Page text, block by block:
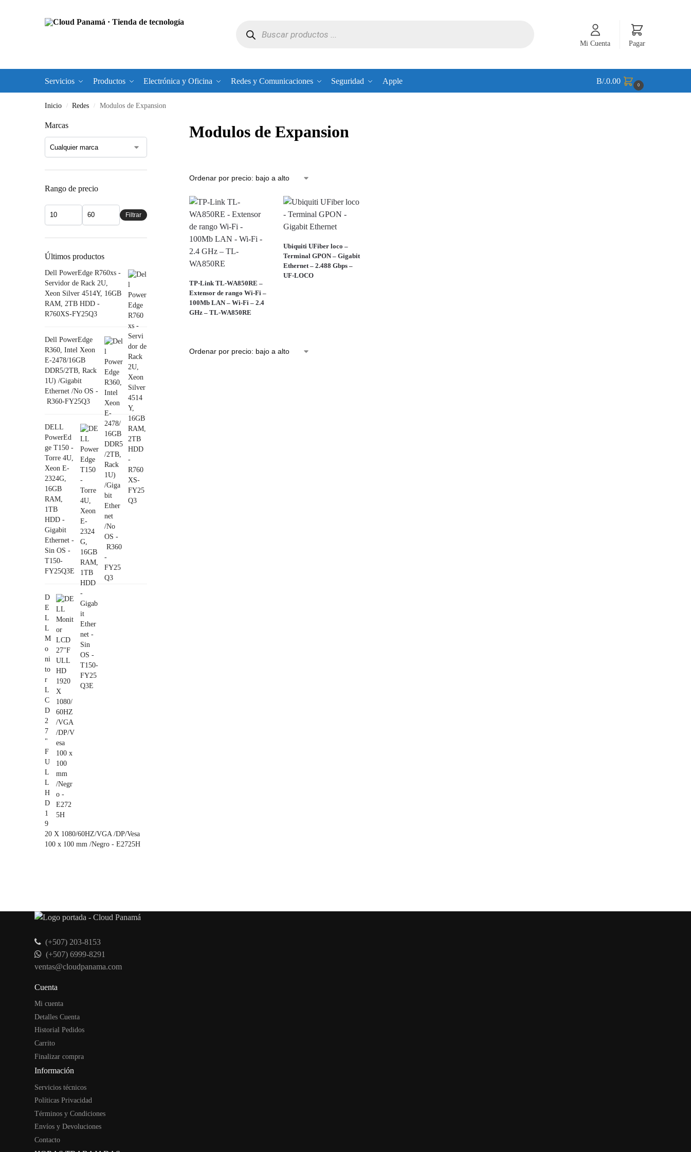
Mi Cuenta Pagar
Servicios Productos Electrónica y Oficina Redes y Comunicaciones Seguridad Apple B/.0.00 0
Inicio / Redes / Modulos de Expansion
Modulos de Expansion
TP-Link TL-WA850RE –
Extensor de rango Wi-Fi –
100Mb LAN – Wi-Fi – 2.4
GHz – TL-WA850RE
Ubiquiti UFiber loco –
Terminal GPON – Gigabit
Ethernet – 2.488 Gbps –
UF-LOCO
Marcas
Rango de precio
Filtrar
Últimos productos
Dell PowerEdge R760xs -
Servidor de Rack 2U,
Xeon Silver 4514Y, 16GB
RAM, 2TB HDD -
R760XS-FY25Q3
Dell PowerEdge
R360, Intel Xeon
E-2478/16GB
DDR5/2TB, Rack
1U) /Gigabit
Ethernet /No OS -
R360-FY25Q3
DELL
PowerEd
ge T150 -
Torre 4U,
Xeon E-
2324G,
16GB
RAM,
1TB
HDD -
Gigabit
Ethernet -
Sin OS -
T150-
FY25Q3E
D
E
L
L
M
o
ni
to
r
L
C
D
2
7
"
F
U
L
L
H
D
1
9
20 X 1080/60HZ/VGA /DP/Vesa
100 x 100 mm /Negro - E2725H
(+507) 203-8153
(+507) 6999-8291
ventas@cloudpanama.com
Cuenta
Mi cuenta
Detalles Cuenta
Historial Pedidos
Carrito
Finalizar compra
Información
Servicios técnicos
Políticas Privacidad
Términos y Condiciones
Envíos y Devoluciones
Contacto